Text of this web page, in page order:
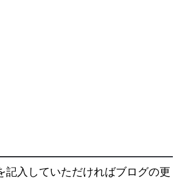
記入していただければブログの更